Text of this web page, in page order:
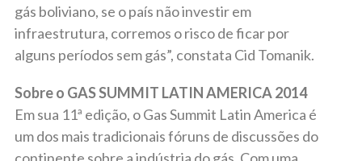
gás boliviano, se o país não investir em
infraestrutura, corremos o risco de ficar por
alguns períodos sem gás”, constata Cid Tomanik.
Sobre o GAS SUMMIT LATIN AMERICA 2014
Em sua 11ª edição, o Gas Summit Latin America é
um dos mais tradicionais fóruns de discussões do